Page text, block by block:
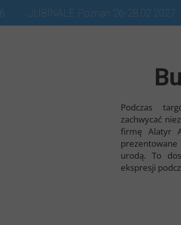
JUBINALE Poznań 26-28.02.2027
Podczas
zachwycać
firmę Alatyr
urodą. To
ekspresji